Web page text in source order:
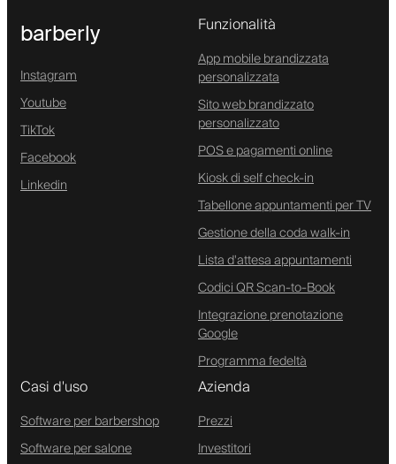
barberly
Instagram
Youtube
TikTok
Facebook
Linkedin
Funzionalità
App mobile brandizzata
personalizzata
Sito web brandizzato
personalizzato
POS e pagamenti online
Kiosk di self check-in
Tabellone appuntamenti per TV
Gestione della coda walk-in
Lista d'attesa appuntamenti
Codici QR Scan-to-Book
Integrazione prenotazione
Google
Programma fedeltà
Casi d'uso
Software per barbershop
Software per salone
Azienda
Prezzi
Investitori